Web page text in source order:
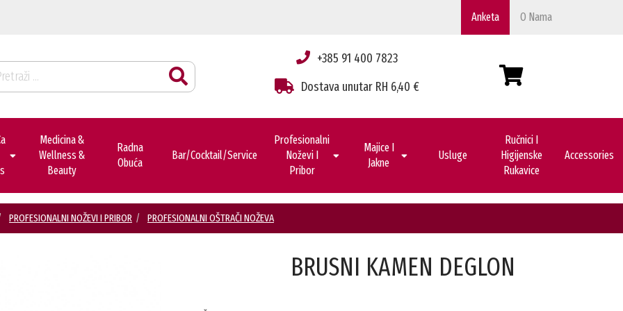
Anketa O Nama
+385 91 400 7823
Dostava unutar RH 6,40 €
Medicina &
Wellness &
Beauty
Radna
Obuća
Bar/cocktail/service
Profesionalni
Noževi I
Pribor
Majice I
Jakne
Usluge
Ručnici I
Higijenske
Rukavice
Accessories
PROFESIONALNI NOŽEVI I PRIBOR PROFESIONALNI OŠTRAČI NOŽEVA
BRUSNI KAMEN DEGLON